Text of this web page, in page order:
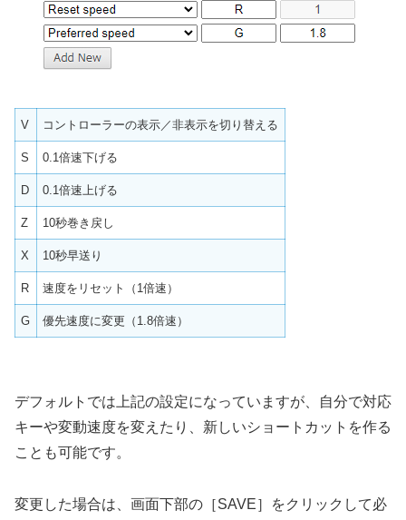
V コントローラーの表示／非表示を切り替える
S 0.1倍速下げる
D 0.1倍速上げる
Z 10秒巻き戻し
X 10秒早送り
R 速度をリセット（1倍速）
G 優先速度に変更（1.8倍速）
デフォルトでは上記の設定になっていますが、自分で対応
キーや変動速度を変えたり、新しいショートカットを作る
ことも可能です。
変更した場合は、画面下部の［SAVE］をクリックして必